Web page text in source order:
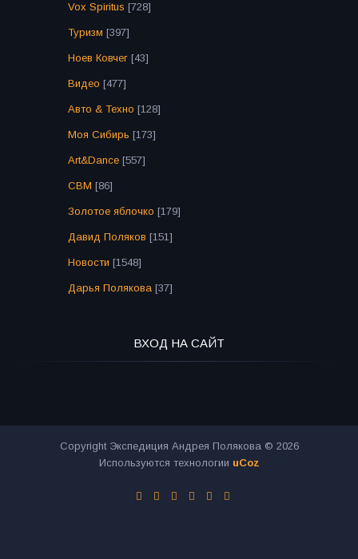
Vox Spiritus [728]
Туризм [397]
Ноев Ковчег [43]
Видео [477]
Авто & Техно [128]
Моя Сибирь [173]
Art&Dance [557]
СВМ [86]
Золотое яблочко [179]
Давид Поляков [151]
Новости [1548]
Дарья Полякова [37]
ВХОД НА САЙТ
Copyright Экспедиция Андрея Полякова © 2026
Используются технологии uCoz